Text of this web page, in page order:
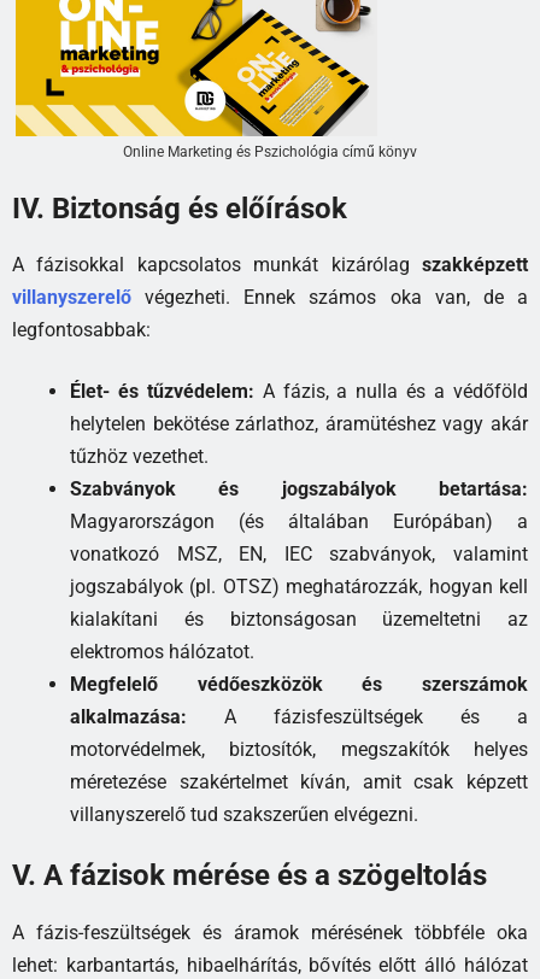
Online Marketing és Pszichológia című könyv
IV. Biztonság és előírások
A fázisokkal kapcsolatos munkát kizárólag szakképzett
villanyszerelő végezheti. Ennek számos oka van, de a
legfontosabbak:
Élet- és tűzvédelem: A fázis, a nulla és a védőföld
helytelen bekötése zárlathoz, áramütéshez vagy akár
tűzhöz vezethet.
Szabványok és jogszabályok betartása:
Magyarországon (és általában Európában) a
vonatkozó MSZ, EN, IEC szabványok, valamint
jogszabályok (pl. OTSZ) meghatározzák, hogyan kell
kialakítani és biztonságosan üzemeltetni az
elektromos hálózatot.
Megfelelő védőeszközök és szerszámok
alkalmazása: A fázisfeszültségek és a
motorvédelmek, biztosítók, megszakítók helyes
méretezése szakértelmet kíván, amit csak képzett
villanyszerelő tud szakszerűen elvégezni.
V. A fázisok mérése és a szögeltolás
A fázis-feszültségek és áramok mérésének többféle oka
lehet: karbantartás, hibaelhárítás, bővítés előtt álló hálózat